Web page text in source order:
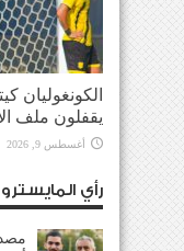
الكونغوليان
يقفلون ملف
أغسطس 9, 2026
رأي المايسترو